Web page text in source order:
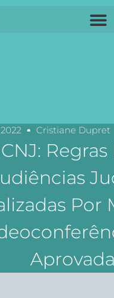
Cristiane Dupret
CNJ: Regras
Por